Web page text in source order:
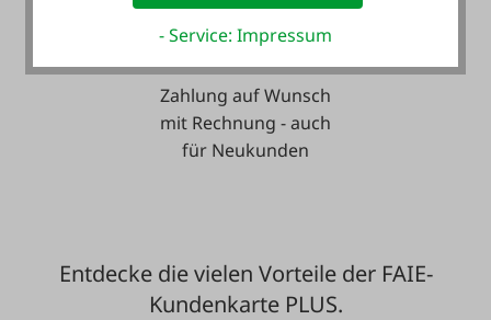
Zahlung auf Wunsch
mit Rechnung - auch
für Neukunden
Entdecke die vielen Vorteile der FAIE-
Kundenkarte PLUS.
- Service: Impressum